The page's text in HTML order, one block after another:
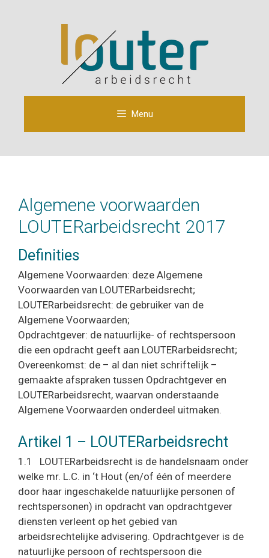
Menu
Algemene voorwaarden
LOUTERarbeidsrecht 2017
Definities
Algemene Voorwaarden: deze Algemene
Voorwaarden van LOUTERarbeidsrecht;
LOUTERarbeidsrecht: de gebruiker van de
Algemene Voorwaarden;
Opdrachtgever: de natuurlijke- of rechtspersoon
die een opdracht geeft aan LOUTERarbeidsrecht;
Overeenkomst: de – al dan niet schriftelijk –
gemaakte afspraken tussen Opdrachtgever en
LOUTERarbeidsrecht, waarvan onderstaande
Algemene Voorwaarden onderdeel uitmaken.
Artikel 1 – LOUTERarbeidsrecht
1.1 LOUTERarbeidsrecht is de handelsnaam onder
welke mr. L.C. in ‘t Hout (en/of één of meerdere
door haar ingeschakelde natuurlijke personen of
rechtspersonen) in opdracht van opdrachtgever
diensten verleent op het gebied van
arbeidsrechtelijke advisering. Opdrachtgever is de
natuurlijke persoon of rechtspersoon die